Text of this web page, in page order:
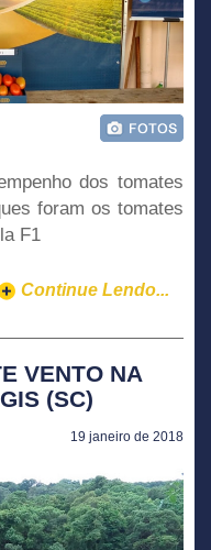
dos tomates
foram os tomates
F1
Continue Lendo...
VENTO NA
(SC)
19 janeiro de 2018